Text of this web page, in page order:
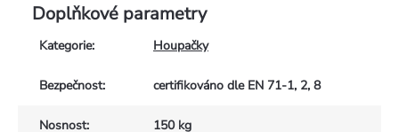
Doplňkové parametry
Kategorie: Houpačky
Bezpečnost: certifikováno dle EN 71-1, 2, 8
Nosnost: 150 kg